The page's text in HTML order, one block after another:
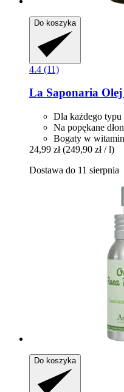
Do koszyka
4.4 (11)
La Saponaria
Dla każdego typu
Na popękane
Bogaty w
24,99 zł (249,90 zł / l)
Dostawa do 11 sierpnia
Do koszyka